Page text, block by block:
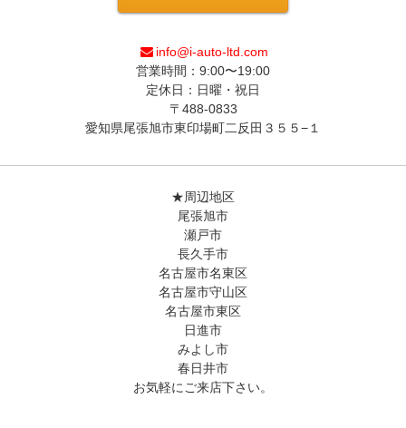
info@i-auto-ltd.com
営業時間：9:00〜19:00
定休日：日曜・祝日
〒488-0833
愛知県尾張旭市東印場町二反田３５５−１
★周辺地区
尾張旭市
瀬戸市
長久手市
名古屋市名東区
名古屋市守山区
名古屋市東区
日進市
みよし市
春日井市
お気軽にご来店下さい。